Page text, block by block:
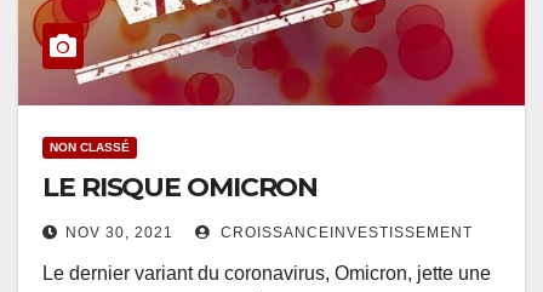
NON CLASSÉ
LE RISQUE OMICRON
NOV 30, 2021 CROISSANCEINVESTISSEMENT
Le dernier variant du coronavirus, Omicron, jette une